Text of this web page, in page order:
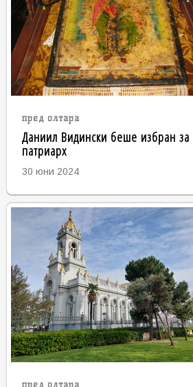
пред олтара
Даниил Видински беше избран за
патриарх
30 юни 2024
пред олтара